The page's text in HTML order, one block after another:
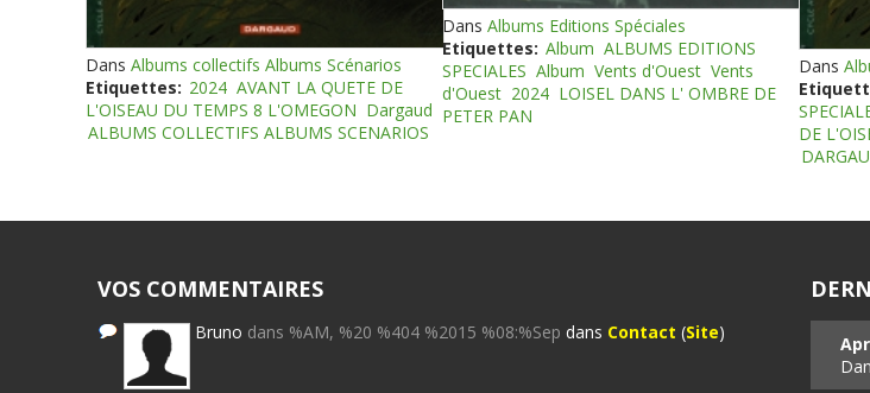
Dans Albums collectifs Albums Scénarios
Etiquettes: 2024 AVANT LA QUETE DE
L'OISEAU DU TEMPS 8 L'OMEGON Dargaud
ALBUMS COLLECTIFS ALBUMS SCENARIOS
Dans Albums Editions Spéciales
Etiquettes: Album ALBUMS EDITIONS
SPECIALES Album Vents d'Ouest Vents
d'Ouest 2024 LOISEL DANS L' OMBRE DE
PETER PAN
Dans
DE
VOS COMMENTAIRES
Bruno dans %AM, %20 %404 %2015 %08:%Sep dans Contact (Site)